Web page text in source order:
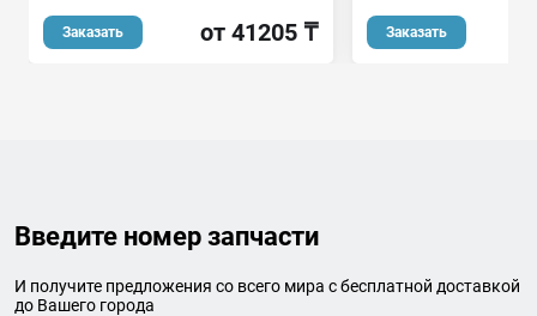
Заказать от 41205 ₸ Заказать
Введите номер запчасти
И получите предложения со всего мира с бесплатной доставкой
до Вашего города